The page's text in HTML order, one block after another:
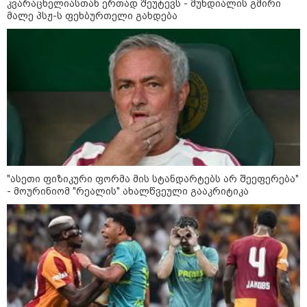
მსოფლიო
13:15 / 08-08-2026
კვარაცხელიასთან ერთად შეუტევს - მუნდიალის გმირი
მალე პსჟ-ს ფეხბურთელი გახდება
"ასეთი ფიზიკური ფორმა მის სტანდარტებს არ შეეფერება"
- მოურინიომ "რეალის" ახალწვეული გააკრიტიკა